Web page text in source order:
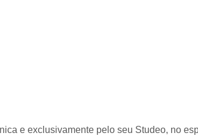
e exclusivamente pelo seu Studeo, no